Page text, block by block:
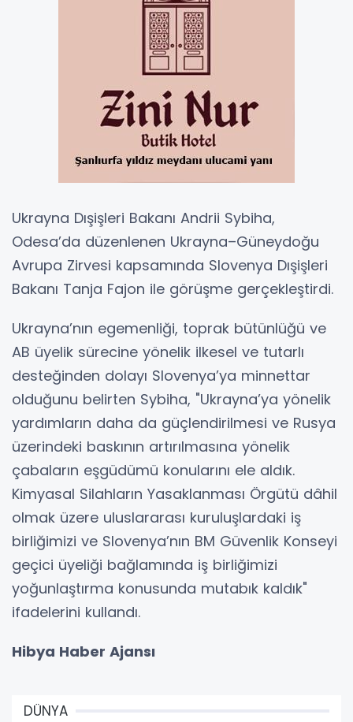
Ukrayna Dışişleri Bakanı Andrii Sybiha,
Odesa’da düzenlenen Ukrayna–Güneydoğu
Avrupa Zirvesi kapsamında Slovenya Dışişleri
Bakanı Tanja Fajon ile görüşme gerçekleştirdi.
Ukrayna’nın egemenliği, toprak bütünlüğü ve
AB üyelik sürecine yönelik ilkesel ve tutarlı
desteğinden dolayı Slovenya’ya minnettar
olduğunu belirten Sybiha, "Ukrayna’ya yönelik
yardımların daha da güçlendirilmesi ve Rusya
üzerindeki baskının artırılmasına yönelik
çabaların eşgüdümü konularını ele aldık.
Kimyasal Silahların Yasaklanması Örgütü dâhil
olmak üzere uluslararası kuruluşlardaki iş
birliğimizi ve Slovenya’nın BM Güvenlik Konseyi
geçici üyeliği bağlamında iş birliğimizi
yoğunlaştırma konusunda mutabık kaldık"
ifadelerini kullandı.
Hibya Haber Ajansı
DÜNYA